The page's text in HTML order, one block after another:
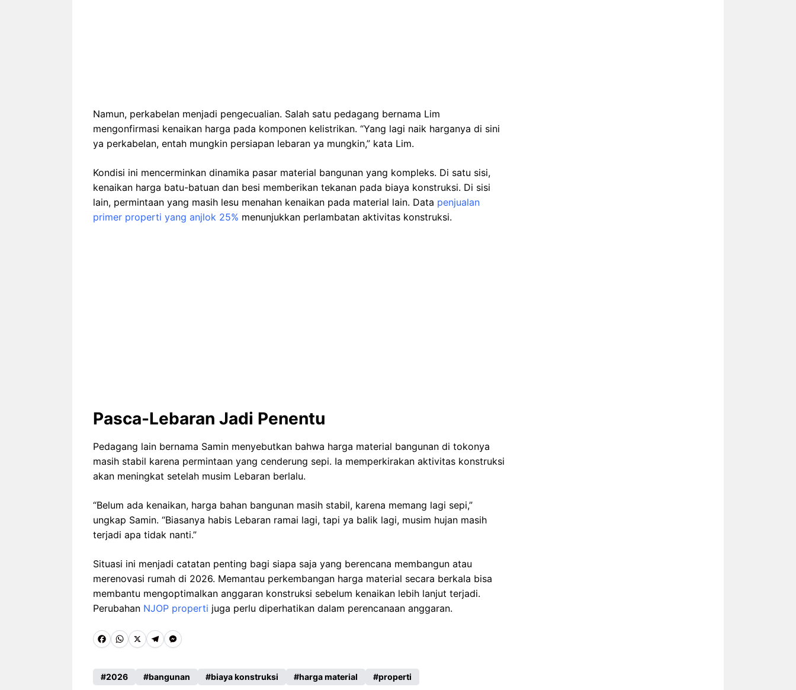
Namun, perkabelan menjadi pengecualian. Salah satu pedagang bernama Lim
mengonfirmasi kenaikan harga pada komponen kelistrikan. “Yang lagi naik harganya di sini
ya perkabelan, entah mungkin persiapan lebaran ya mungkin,” kata Lim.
Kondisi ini mencerminkan dinamika pasar material bangunan yang kompleks. Di satu sisi,
kenaikan harga batu-batuan dan besi memberikan tekanan pada biaya konstruksi. Di sisi
lain, permintaan yang masih lesu menahan kenaikan pada material lain. Data penjualan
primer properti yang anjlok 25% menunjukkan perlambatan aktivitas konstruksi.
Pasca-Lebaran Jadi Penentu
Pedagang lain bernama Samin menyebutkan bahwa harga material bangunan di tokonya
masih stabil karena permintaan yang cenderung sepi. Ia memperkirakan aktivitas konstruksi
akan meningkat setelah musim Lebaran berlalu.
“Belum ada kenaikan, harga bahan bangunan masih stabil, karena memang lagi sepi,”
ungkap Samin. “Biasanya habis Lebaran ramai lagi, tapi ya balik lagi, musim hujan masih
terjadi apa tidak nanti.”
Situasi ini menjadi catatan penting bagi siapa saja yang berencana membangun atau
merenovasi rumah di 2026. Memantau perkembangan harga material secara berkala bisa
membantu mengoptimalkan anggaran konstruksi sebelum kenaikan lebih lanjut terjadi.
Perubahan NJOP properti juga perlu diperhatikan dalam perencanaan anggaran.
F
c
W
a
X T
l
M
s
2026 bangunan biaya konstruksi harga material properti